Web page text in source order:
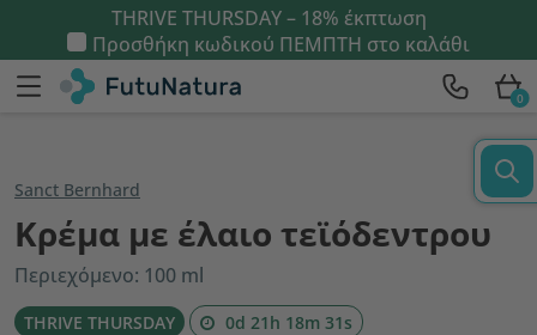
THRIVE THURSDAY – 18% έκπτωση
Προσθήκη κωδικού ΠΕΜΠΤΗ στο καλάθι
0
Sanct Bernhard
Κρέμα με έλαιο τεϊόδεντρου
Περιεχόμενο: 100 ml
THRIVE THURSDAY 0d 21h 18m 30s